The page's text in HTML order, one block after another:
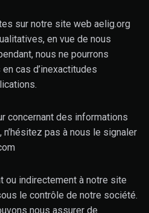
sur notre site web aelig.org
en vue de nous
nous ne pourrons
cas d’inexactitudes
concernant des informations
pas à nous le signaler
indirectement à notre site
le contrôle de notre société.
nous assurer de